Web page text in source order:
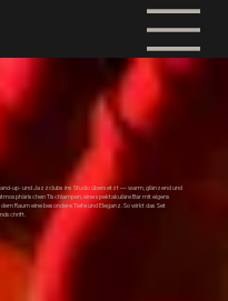
up- und Jazzclubs ins Studio übersetzt — warm, glänzend und
Tischlampen, eine spektakuläre Bar mit eigens
Raum eine besondere Tiefe und Eleganz. So wirkt das Set